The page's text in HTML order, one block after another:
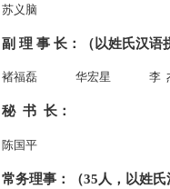
苏义脑
副 理 事 长：（以姓氏汉语
褚福磊 华宏星 李
秘 书 长：
陈国平
常务理事：（35人，以姓